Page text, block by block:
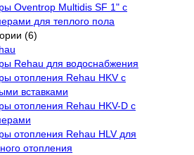
Oventrop Multidis SF 1" с
для теплого пола
(6)
Rehau для водоснабжения
отопления Rehau HKV с
вставками
отопления Rehau HKV-D с
отопления Rehau HLV для
отопления